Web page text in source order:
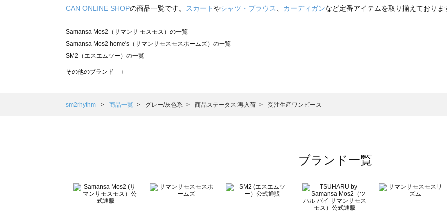
CAN ONLINE SHOPの商品一覧です。 スカートやシャツ・ブラウス、 カーディガンなど定番アイテムを取り揃えておりま
Samansa Mos2（サマンサ モスモス）の一覧
Samansa Mos2 home's（サマンサモスモスホームズ）の一覧
SM2（エスエムツー）の一覧
TSUHARU by Samansa Mos2（ツハルバイサマンサモスモス）の一覧
Samansa Mos2 Lagom（サマンサモスモス ラーゴム）の一覧
BETTY'S BLUE（べティーズブルー）の一覧
Wpc.（ワールドパーティー）の一覧
その他のブランド ＋
sm2rhythm 商品一覧 グレー/灰色系 商品ステータス:再入荷 受注生産ワンピース
ブランド一覧